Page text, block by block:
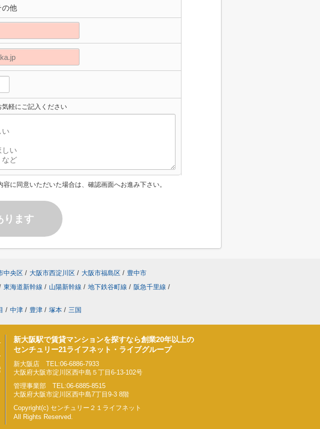
の他
軽にご記入ください
に同意いただいた場合は、確認画面へお進み下さい。
ります
中央区 / 大阪市西淀川区 / 大阪市福島区 / 豊中市
東海道新幹線 / 山陽新幹線 / 地下鉄谷町線 / 阪急千里線 /
/ 中津 / 豊津 / 塚本 / 三国
新大阪駅で賃貸マンションを探すなら創業20年以上の
センチュリー21ライフネット・ライブグループ
新大阪店 TEL:06-6886-7933
大阪府大阪市淀川区西中島５丁目6-13-102号
管理事業部 TEL:06-6885-8515
大阪府大阪市淀川区西中島7丁目9-3 8階
Copyright(c) センチュリー２１ライフネット
All Rights Reserved.